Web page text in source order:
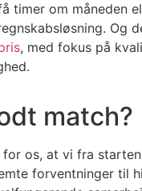
timer om måneden
Og
, med fokus på
match?
for os, at vi fra
forventninger til